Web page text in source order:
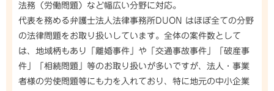
法務（労働問題）など幅広い分野に対応。
代表を務める弁護士法人法律事務所DUON はほぼ全ての分野
の法律問題をお取り扱いしています。全体の案件数として
は、地域柄もあり「離婚事件」や「交通事故事件」「破産事
件」「相続問題」等のお取り扱いが多いですが、法人・事業
者様の労使問題等にも力を入れており、特に地元の中小企業